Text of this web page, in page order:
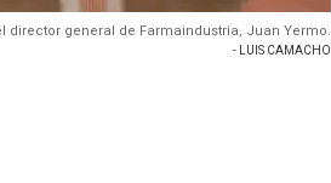
director general de Farmaindustria, Juan Yermo.
- LUIS CAMACHO